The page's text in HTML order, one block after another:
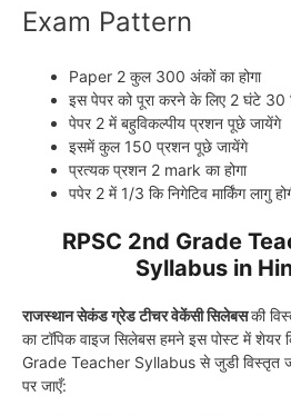
Exam Pattern
Paper 2 कुल 300 अंकों का होगा
इस पेपर को पूरा करने के लिए 2 घंटे 30
पेपर 2 में बहुविकल्पीय प्रशन पूछे जायेंगे
इसमें कुल 150 प्रशन पूछे जायेंगे
प्रत्यक प्रशन 2 mark का होगा
पपेर 2 में 1/3 कि निगेटिव मार्किंग लागु
RPSC 2nd Grade
Syllabus in
राजस्थान सेकंड ग्रेड टीचर वेकेंसी सिलेबसकी
का टॉपिक वाइज सिलेबस हमने इस पोस्ट में
Grade Teacher Syllabus से जुडी विस्तृत
पर जाएँ: